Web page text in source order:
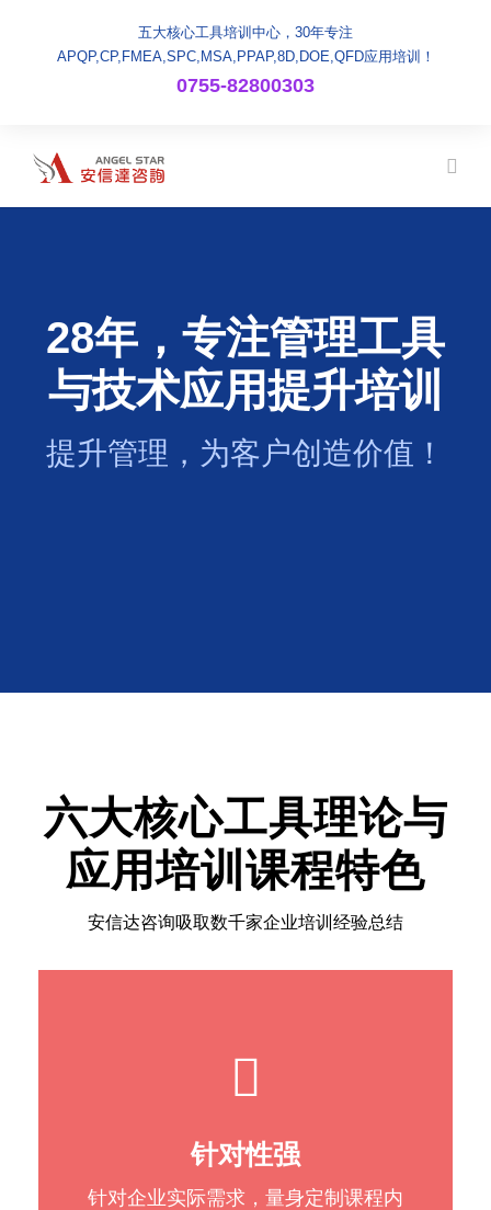
五大核心工具培训中心，30年专注
APQP,CP,FMEA,SPC,MSA,PPAP,8D,DOE,QFD应用培训！
0755-82800303
28年，专注管理工具
与技术应用提升培训
提升管理，为客户创造价值！
六大核心工具理论与
应用培训课程特色
安信达咨询吸取数千家企业培训经验总结
针对性强
针对企业实际需求，量身定制课程内